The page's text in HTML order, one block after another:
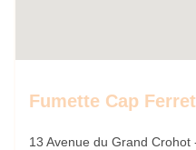
Fumette Cap Ferret
13 Avenue du Grand